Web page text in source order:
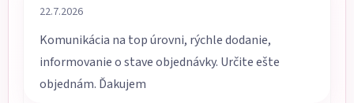
Hodnotenie obchodu je 5 z 5 hviezdičiek.
22.7.2026
Komunikácia na top úrovni, rýchle dodanie,
informovanie o stave objednávky. Určite ešte
objednám. Ďakujem